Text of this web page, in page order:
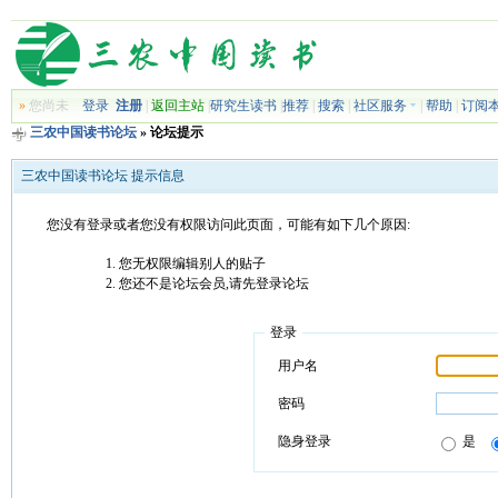
»您尚未 登录 注册| 返回主站| 研究生读书| 推荐| 搜索| 社区服务 帮助
订阅
三农中国读书论坛» 论坛提示
三农中国读书论坛 提示信息
您没有登录或者您没有权限访问此页面，可能有如下几个原因:
您无权限编辑别人的贴子
您还不是论坛会员,请先登录论坛
登录
用户名
密码
隐身登录 是